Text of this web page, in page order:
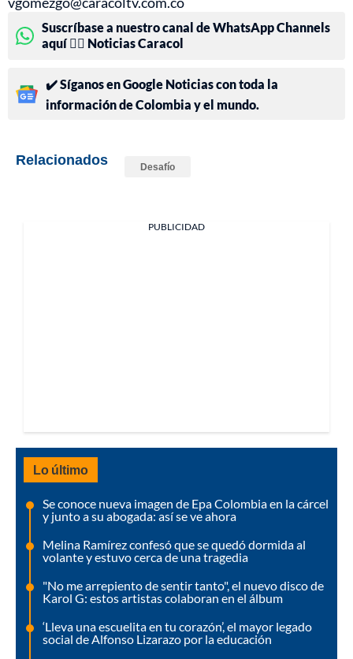
Suscríbase a nuestro canal de WhatsApp Channels
aquí 👉🏻 Noticias Caracol
✔️ Síganos en Google Noticias con toda la
información de Colombia y el mundo.
Relacionados Desafío
PUBLICIDAD
Lo último
Se conoce nueva imagen de Epa Colombia en la cárcel
y junto a su abogada: así se ve ahora
Melina Ramírez confesó que se quedó dormida al
volante y estuvo cerca de una tragedia
"No me arrepiento de sentir tanto", el nuevo disco de
Karol G: estos artistas colaboran en el álbum
‘Lleva una escuelita en tu corazón’, el mayor legado
social de Alfonso Lizarazo por la educación